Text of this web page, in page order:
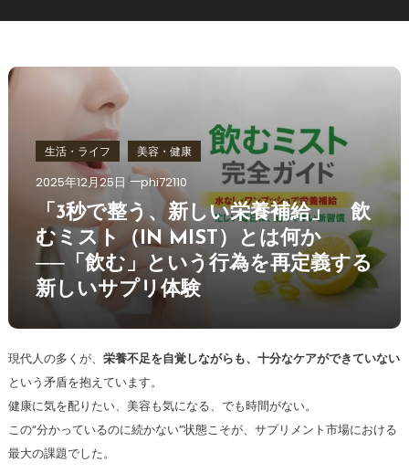
生活・ライフ 美容・健康
2025年12月25日 phi72110
「3秒で整う、新しい栄養補給」 飲
むミスト（IN MIST）とは何か
──「飲む」という行為を再定義する
新しいサプリ体験
現代人の多くが、 栄養不足を自覚しながらも、十分なケアができていない
という矛盾を抱えています。
健康に気を配りたい、美容も気になる、でも時間がない。
この“分かっているのに続かない”状態こそが、サプリメント市場における
最大の課題でした。